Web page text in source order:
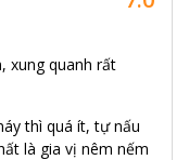
xung quanh rất
thì quá ít, tự nấu
là gia vị nêm nếm